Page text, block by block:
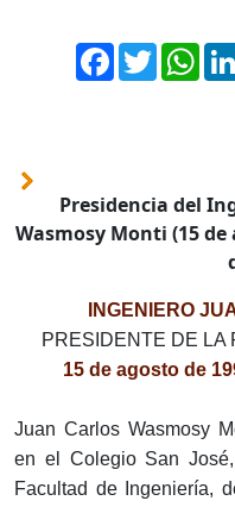
Facebook
Twitter
Presidencia del
Wasmosy Monti (15 de
INGENIERO
PRESIDENTE DE LA
15 de agosto de
Juan Carlos Wasmosy
en el Colegio San
Facultad de Ingeniería,